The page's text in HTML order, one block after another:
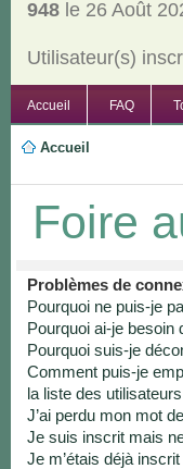
948le 26 Août
Utilisateur(s)
Accueil FAQ
Accueil
Foire
Problèmes de
Pourquoi ne puis-je
Pourquoi ai-je besoin
Pourquoi suis-je
Comment puis-je
la liste des
J’ai perdu mon mot
Je suis inscrit mais
Je m’étais déjà